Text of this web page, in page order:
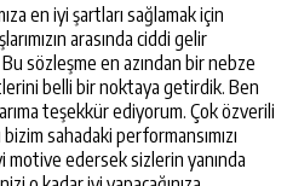
en iyi şartları sağlamak için
arasında ciddi gelir
sözleşme en azından bir nebze
belli bir noktaya getirdik. Ben
teşekkür ediyorum. Çok özverili
bizim sahadaki performansımızı
motive edersek sizlerin yanında